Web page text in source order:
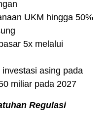
UKM hingga 50%
5x melalui
asing pada
miliar pada 2027
Regulasi